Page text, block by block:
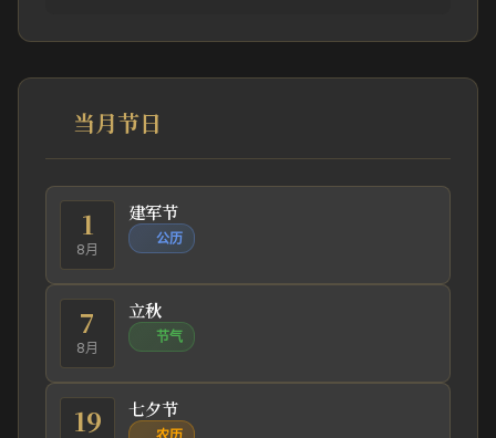
当月节日
1
8月
建军节
公历
7
8月
立秋
节气
19 七夕节